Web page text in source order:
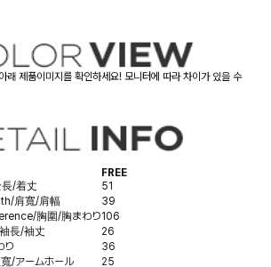
래 제품이미지를 확인하세요! 모니터에 따라 차이가 있을 수
FREE
/着丈
51
肩寬/肩幅
39
胸圍/胸まわり106
長/袖丈
26
り
36
/アームホール
25